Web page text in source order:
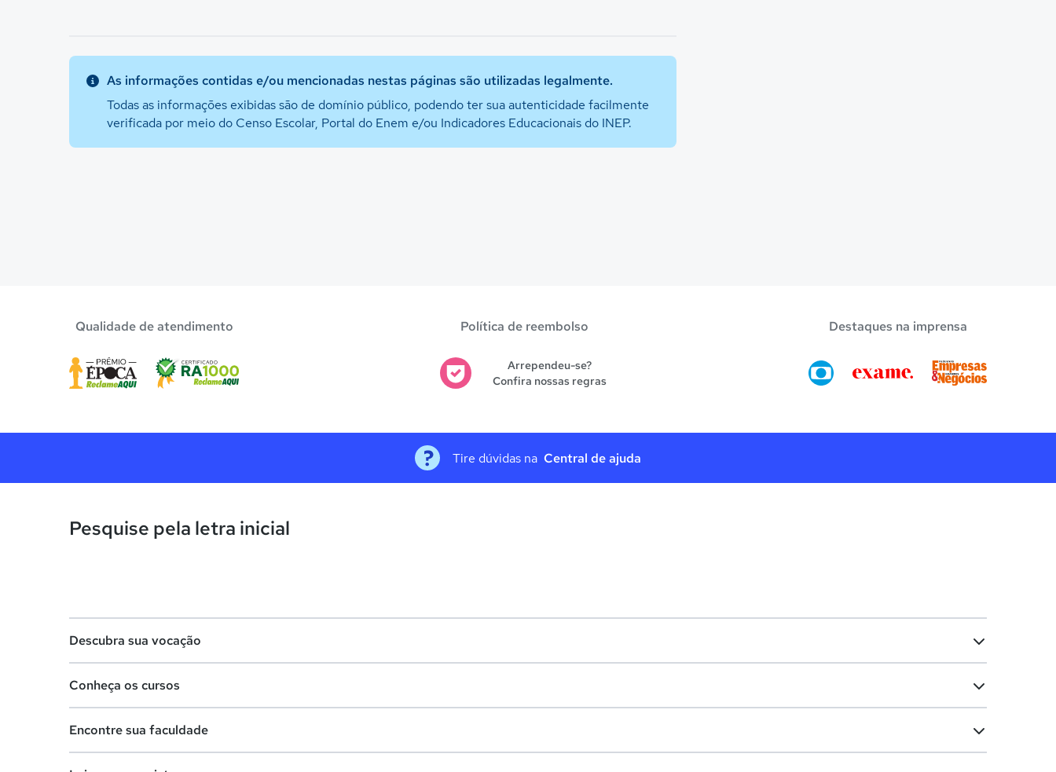
As informações contidas e/ou mencionadas nestas páginas são utilizadas legalmente.
Todas as informações exibidas são de domínio público, podendo ter sua autenticidade facilmente
verificada por meio do Censo Escolar, Portal do Enem e/ou Indicadores Educacionais do INEP.
Qualidade de atendimento Política de reembolso
Arrependeu-se?
Confira nossas regras
Destaques na imprensa
Tire dúvidas na Central de ajuda
Pesquise pela letra inicial
Descubra sua vocação
Lista de profissões
Conheça os cursos
Encontre sua faculdade